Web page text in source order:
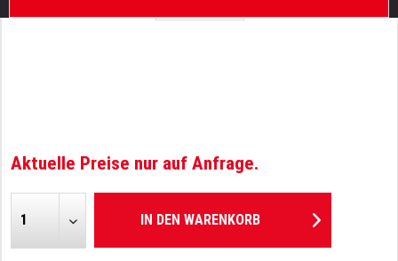
Aktuelle Preise nur auf Anfrage.
IN DEN WARENKORB